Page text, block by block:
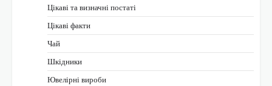
Цікаві та визначні постаті
Цікаві факти
Чай
Шкідники
Ювелірні вироби